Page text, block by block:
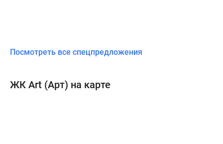
отделки,
предварительной
Посмотреть все спецпредложения
ЖК Art (Арт) на карте